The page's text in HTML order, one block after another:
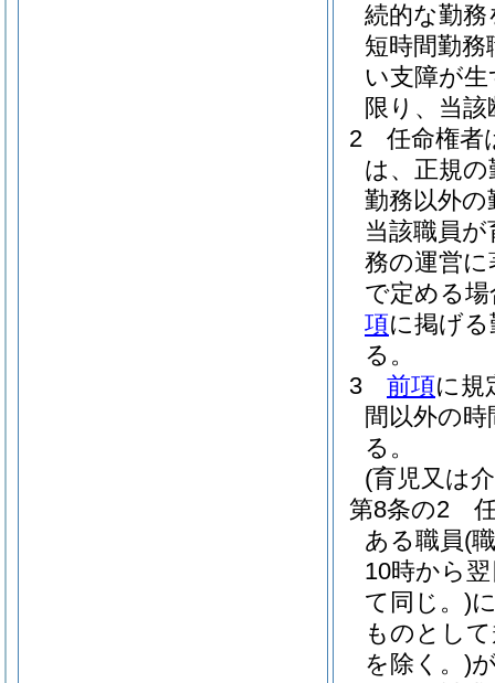
続的な勤
短時間勤
い支障が
限り、当
2
任命権者
は、正規
勤務以外
当該職員
務の運営
で定める
項に掲げ
る。
3
前項に規
間以外の
る。
(育児又は
第8条の2
ある職員(
10時から
て同じ。)
ものとし
を除く。)